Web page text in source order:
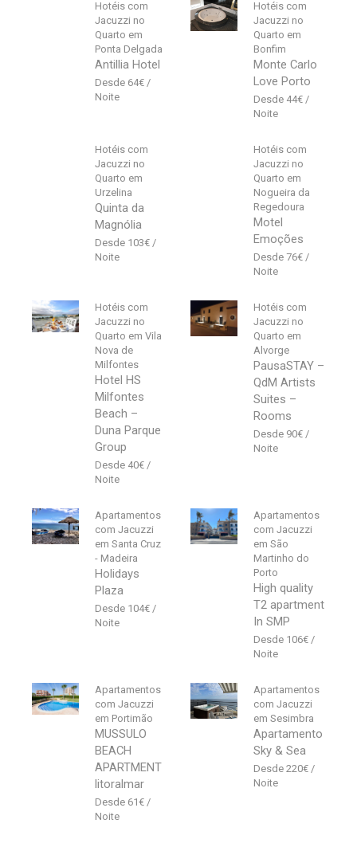
Hotéis com
Jacuzzi no
Quarto em
Ponta Delgada
Antillia Hotel
64€
Hotéis com
Jacuzzi no
Quarto em
Bonfim
Monte Carlo
Love Porto
44€
Hotéis com
Jacuzzi no
Quarto em
Urzelina
Quinta da
Magnólia
103€
Hotéis com
Jacuzzi no
Quarto em
Nogueira da
Regedoura
Motel
Emoções
76€
Hotéis com
Jacuzzi no
Quarto em Vila
Nova de
Milfontes
Hotel HS
Milfontes
Beach –
Duna Parque
Group
40€
Hotéis com
Jacuzzi no
Quarto em
Alvorge
PausaSTAY –
QdM Artists
Suites –
Rooms
90€
Apartamentos
com Jacuzzi
em Santa Cruz
- Madeira
Holidays
Plaza
104€
Apartamentos
com Jacuzzi
em São
Martinho do
Porto
High quality
T2 apartment
In SMP
106€
Apartamentos
com Jacuzzi
em Portimão
MUSSULO
BEACH
APARTMENT
litoralmar
61€
Apartamentos
com Jacuzzi
em Sesimbra
Apartamento
Sky & Sea
220€